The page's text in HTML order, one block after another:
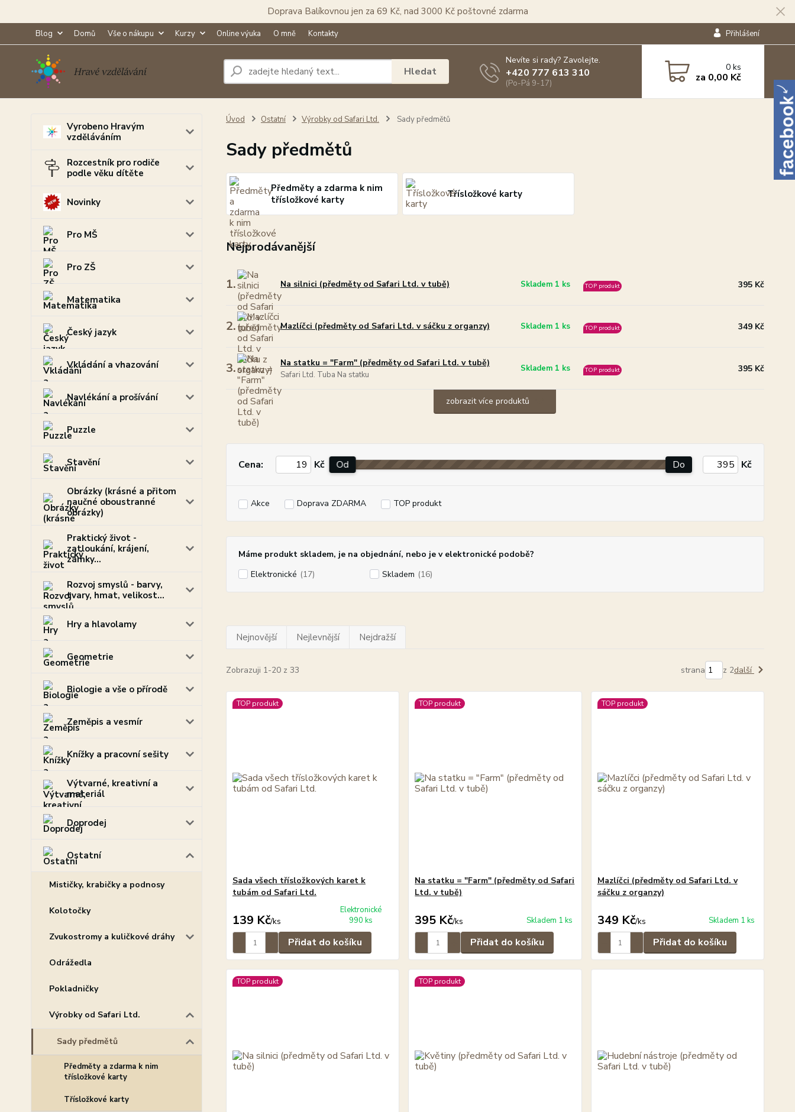
Doprava Balíkovnou jen za 69 Kč, nad 3000 Kč poštovné zdarma
Blog Domů Vše o nákupu Kurzy Online výuka O mně Kontakty Přihlášení
Hledat
Nevíte si rady? Zavolejte.
+420 777 613 310
(Po-Pá 9-17)
0ks
za 0,00 Kč
Vyrobeno Hravým
vzděláváním
Rozcestník pro rodiče
podle věku dítěte
Novinky
Pro MŠ
Pro ZŠ
Matematika
Český jazyk
Vkládání a vhazování
Navlékání a prošívání
Puzzle
Stavění
Obrázky (krásné a přitom
naučné oboustranné
obrázky)
Praktický život -
zatloukání, krájení,
zámky...
Rozvoj smyslů - barvy,
tvary, hmat, velikost...
Hry a hlavolamy
Geometrie
Biologie a vše o přírodě
Zeměpis a vesmír
Knížky a pracovní sešity
Výtvarné, kreativní a
materiál
Doprodej
Ostatní
Mističky, krabičky a podnosy
Kolotočky
Zvukostromy a kuličkové dráhy
Odrážedla
Pokladničky
Výrobky od Safari Ltd.
Sady předmětů
Předměty a zdarma k nim
třísložkové karty
Třísložkové karty
Úvod Ostatní Výrobky od Safari Ltd. Sady předmětů
Sady předmětů
Předměty a zdarma k nim
třísložkové karty
Třísložkové karty
Nejprodávanější
1. Na silnici (předměty od Safari Ltd. v tubě) Skladem 1 ks TOP produkt 395 Kč
2. Mazlíčci (předměty od Safari Ltd. v sáčku z organzy) Skladem 1 ks TOP produkt 349 Kč
3. Na statku = "Farm" (předměty od Safari Ltd. v tubě)
Safari Ltd. Tuba Na statku
Skladem 1 ks TOP produkt 395 Kč
zobrazit více produktů
Cena: Kč Od Do Kč
Akce Doprava ZDARMA TOP produkt
Máme produkt skladem, je na objednání, nebo je v elektronické podobě?
Elektronické (17) Skladem (16)
Nejnovější Nejlevnější Nejdražší
Zobrazuji 1-20 z 33 strana z 2další
TOP produkt
Sada všech třísložkových karet k
tubám od Safari Ltd.
139 Kč/ks
Elektronické
990 ks
Přidat do košíku
TOP produkt
Na statku = "Farm" (předměty od Safari
Ltd. v tubě)
395 Kč/ks Skladem 1 ks
Přidat do košíku
TOP produkt
Mazlíčci (předměty od Safari Ltd. v
sáčku z organzy)
349 Kč/ks Skladem 1 ks
Přidat do košíku
TOP produkt TOP produkt